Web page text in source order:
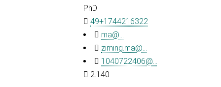
PhD
49+1744216322
ma@...
ziming.ma@...
1040722406@...
2.140